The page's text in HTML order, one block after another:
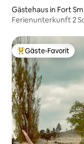
Gästehaus in Fort
Ferienunterkunft 2
Beliebter Gäste-
Gäste-Favorit